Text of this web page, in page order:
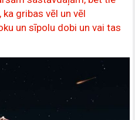
gribas vēl un vēl
un sīpolu dobi un vai tas